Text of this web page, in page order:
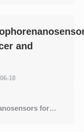
and
18
for…